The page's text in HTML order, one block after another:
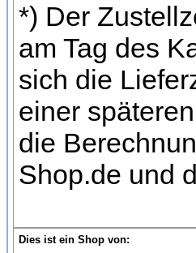
*) Der
am Tag des
sich die
einer
die
Shop.de und
Dies ist ein Shop von: